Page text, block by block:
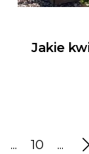
Jakie
... 10 ...